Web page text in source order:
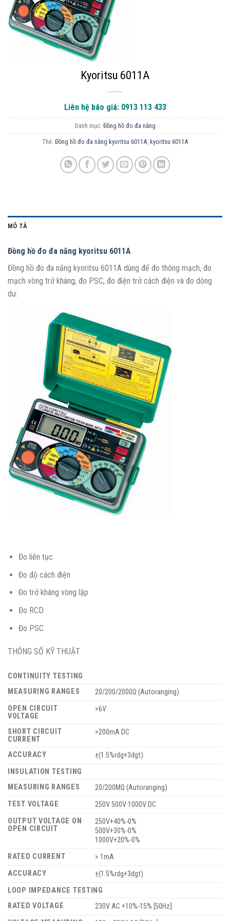
Kyoritsu 6011A
Liên hệ báo giá: 0913 113 433
Danh mục: Đồng hồ đo đa năng
Thẻ: Đồng hồ đo đa năng kyoritsu 6011A, kyoritsu 6011A
MÔ TẢ
Đồng hồ đo đa năng kyoritsu 6011A
Đồng hồ đo đa năng kyoritsu 6011A dùng để đo thông mạch, đo
mạch vòng trở kháng, đo PSC, đo điện trở cách điện và đo dòng
dư.
Đo liên tục
Đo độ cách điện
Đo trở kháng vòng lặp
Đo RCD
Đo PSC
THÔNG SỐ KỸ THUẬT
CONTINUITY TESTING
MEASURING RANGES
20/200/2000Ω (Autoranging)
OPEN CIRCUIT
VOLTAGE
>6V
SHORT CIRCUIT
CURRENT
>200mA DC
ACCURACY
±(1.5%rdg+3dgt)
INSULATION TESTING
MEASURING RANGES
20/200MΩ (Autoranging)
TEST VOLTAGE
250V 500V 1000V DC
OUTPUT VOLTAGE ON
OPEN CIRCUIT
250V+40%-0%
500V+30%-0%
1000V+20%-0%
RATED CURRENT
> 1mA
ACCURACY
±(1.5%rdg+3dgt)
LOOP IMPEDANCE TESTING
RATED VOLTAGE
230V AC +10%-15% [50Hz]